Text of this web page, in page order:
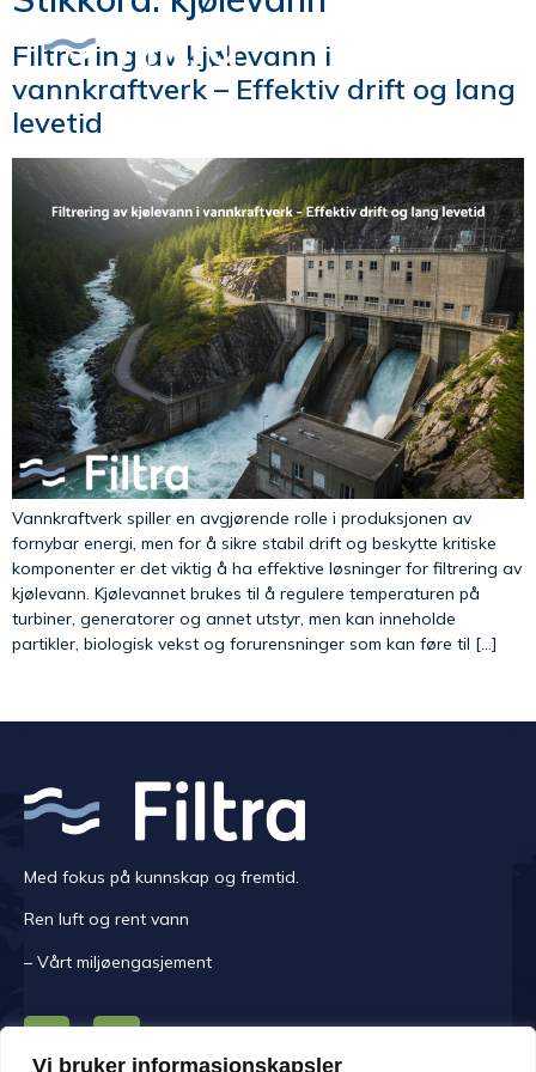
Vi bruker informasjonskapsler
Filtrering av kjølevann i
vannkraftverk – Effektiv drift og lang
levetid
Vannkraftverk spiller en avgjørende rolle i produksjonen av
fornybar energi, men for å sikre stabil drift og beskytte kritiske
komponenter er det viktig å ha effektive løsninger for filtrering av
kjølevann. Kjølevannet brukes til å regulere temperaturen på
turbiner, generatorer og annet utstyr, men kan inneholde
partikler, biologisk vekst og forurensninger som kan føre til […]
Med fokus på kunnskap og fremtid.
Ren luft og rent vann
– Vårt miljøengasjement